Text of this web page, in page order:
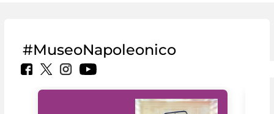
#MuseoNapoleonico